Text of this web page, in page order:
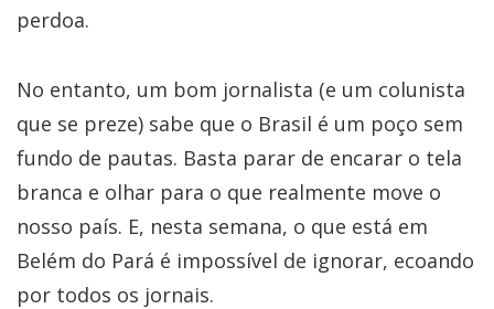
perdoa.
No entanto, um bom jornalista (e um colunista
que se preze) sabe que o Brasil é um poço sem
fundo de pautas. Basta parar de encarar o tela
branca e olhar para o que realmente move o
nosso país. E, nesta semana, o que está em
Belém do Pará é impossível de ignorar, ecoando
por todos os jornais.